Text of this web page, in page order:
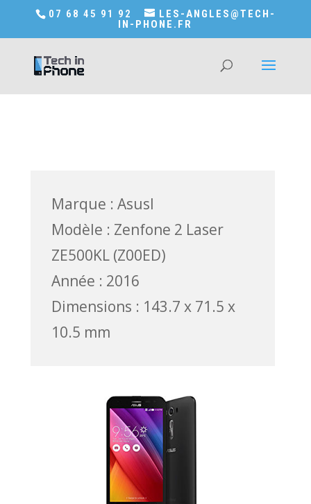
Accédez a Shop-in-tech-in-phone
07 68 45 91 92
LES-ANGLES@TECH-
IN-PHONE.FR
Marque : Asusl
Modèle : Zenfone 2 Laser
ZE500KL (Z00ED)
Année : 2016
Dimensions : 143.7 x 71.5 x
10.5 mm